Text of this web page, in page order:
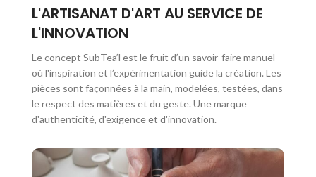
L'ARTISANAT D'ART AU SERVICE DE
L'INNOVATION
Le concept SubTea’l est le fruit d’un savoir-faire manuel
où l'inspiration et l’expérimentation guide la création. Les
pièces sont façonnées à la main, modelées, testées, dans
le respect des matières et du geste. Une marque
d'authenticité, d'exigence et d'innovation.